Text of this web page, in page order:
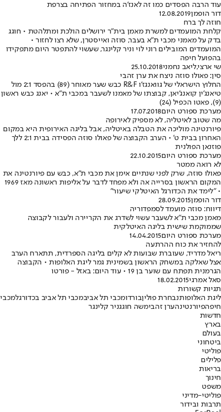
עוד הרבה הפסדים כמו זה לאנז'ה במחזור הפתיחה בצרפת
דור הופמן12.08.2019
חוזה לך ברח
קלחת המועמדים למשרת מאמן בית"ר ירושלים הולכת ומתלהטת • חוגג
בדק על מאמני מכבי ת"א בעבר, סוזה ואייסטרן, שלא רצו לחזור •
המועמדים המובילים רוני לוי וניר קלינגר, שעשוי להתפטר היום מתפקידו
בהפועל חיפה
שי ארצי,ליאב נחמני25.10.2018
סין: פאולו סוזה ניצח את ערן זהבי
החלוץ הישראלי של גוואנגז'ו R&F כבש שער מאוחר (89) בהפסד 2:1 מול
טיאנג'ין קואנג'יאן, קבוצתו של מאמנו לשעבר במכבי ת"א • יאנג כבש ראשון
(9), פאטו הכפיל (24)
מערכת ספורט היום17.07.2018
מה שטוב לאיטליה, לא מספיק לאירופה
פיורנטינה מוליכה את הטבלה באיטליה, אבל בליגה האירופית היא במקום
האחרון בבית ט' • הערב הקבוצה של פאולו סוזה הפסידה בבית 2:1 ללך
פוזנאן הפולנית
מערכת ספורט היום22.10.2015
לא רואה ממטר
פאולו סוזה, שרק לפני שנתיים אימן את מכבי ת"א, כבש עם פיורנטינה את
המקום הראשון בסרייה אה ולא מפחד לדבר על אליפות ראשונה מאז 1969
• "לימד את הכדורגל האיטלקי שיעור"
דור הופמן28.09.2015
דיווח: סוזה מועמד לסמפדוריה
מאמן מכבי ת"א לשעבר עשוי לשדרג את הקריירה ולעבור לקבוצה
שממוקמת שישית בליגה האיטלקית
מערכת ספורט היום14.04.2015
להחזיר את כוח ההרתעה
ריאל מדריד, שעוברת שבועות לא קלים בליגה הספרדית, תתארח הערב
אצל שאלקה במשחק הראשון בשמינית גמר ליגת האלופות • הקבוצה
הגרמנית תפתח עם שוער בן 19 • עוד היום: באזל - פורטו
סאל אמרגי18.02.2015
תגיות קשורות
ליגת האלופותנבחרת פוליןבורדומכבי תל אביבמכבי תל אביב בכדורגלמכבי
חיפהפיורנטינהערן זהבימשה חוגגניר קלינגר
חדשות
בארץ
בעולם
ביטחוני
פוליטי
פלילים
בריאות
חינוך
משפט
פוליטי-מדיני
תרבות ובידור